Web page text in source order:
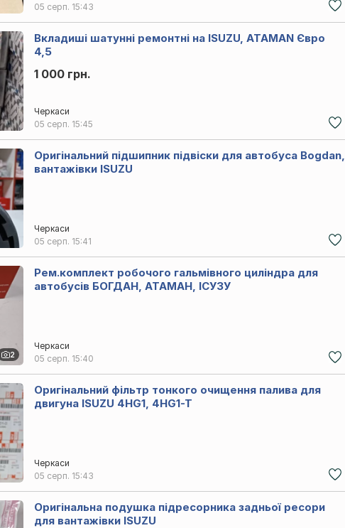
05 серп. 15:43
Вкладиші шатунні ремонтні на ISUZU, ATAMAN Євро
4,5
1 000 грн.
Черкаси
05 серп. 15:45
Оригінальний підшипник підвіски для автобуса Bogdan,
вантажівки ISUZU
Черкаси
05 серп. 15:41
2
Рем.комплект робочого гальмівного циліндра для
автобусів БОГДАН, АТАМАН, ІСУЗУ
Черкаси
05 серп. 15:40
Оригінальний фільтр тонкого очищення палива для
двигуна ISUZU 4HG1, 4HG1-T
Черкаси
05 серп. 15:43
Оригінальна подушка підресорника задньої ресори
для вантажівки ISUZU